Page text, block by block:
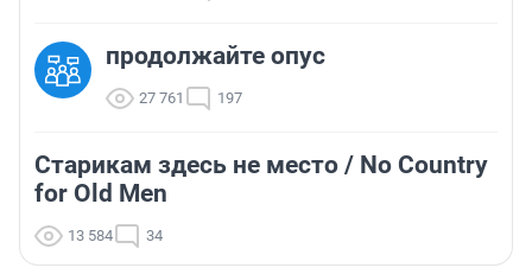
продолжайте опус
27 761 197
Старикам здесь не место / No Country
for Old Men
13 584 34